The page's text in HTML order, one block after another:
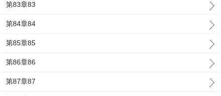
第83章83
第84章84
第85章85
第86章86
第87章87